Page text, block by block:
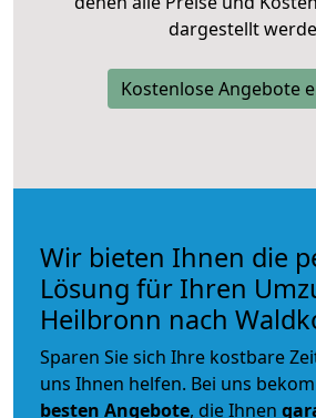
dargestellt
Kostenlose Angebote
Wir bieten Ihnen die
Lösung für Ihren
Heilbronn nach
Sparen Sie sich Ihre kostbare
uns Ihnen helfen. Bei uns
besten Angebote, die Ihnen